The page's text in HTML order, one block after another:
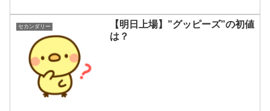
セカンダリー
【明日上場】”グッピーズ”の初値
は？